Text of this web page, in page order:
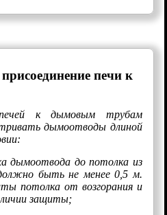
печи к
печей к дымовым трубам
дымоотводы длиной
дымоотвода до потолка из
быть не менее 0,5 м.
потолка от возгорания и
защиты;